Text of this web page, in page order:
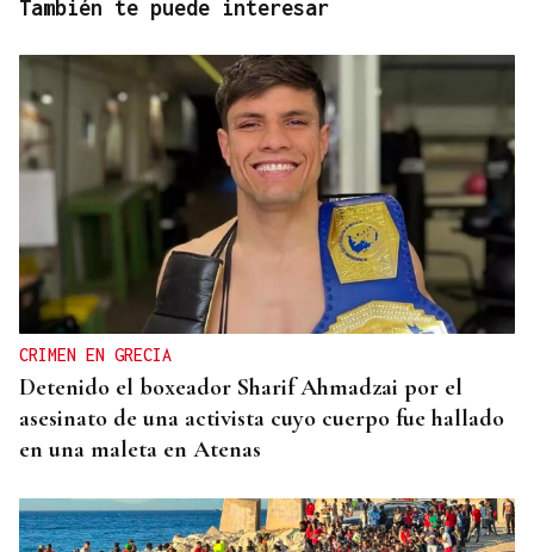
También te puede interesar
CRIMEN EN GRECIA
Detenido el boxeador Sharif Ahmadzai por el
asesinato de una activista cuyo cuerpo fue hallado
en una maleta en Atenas